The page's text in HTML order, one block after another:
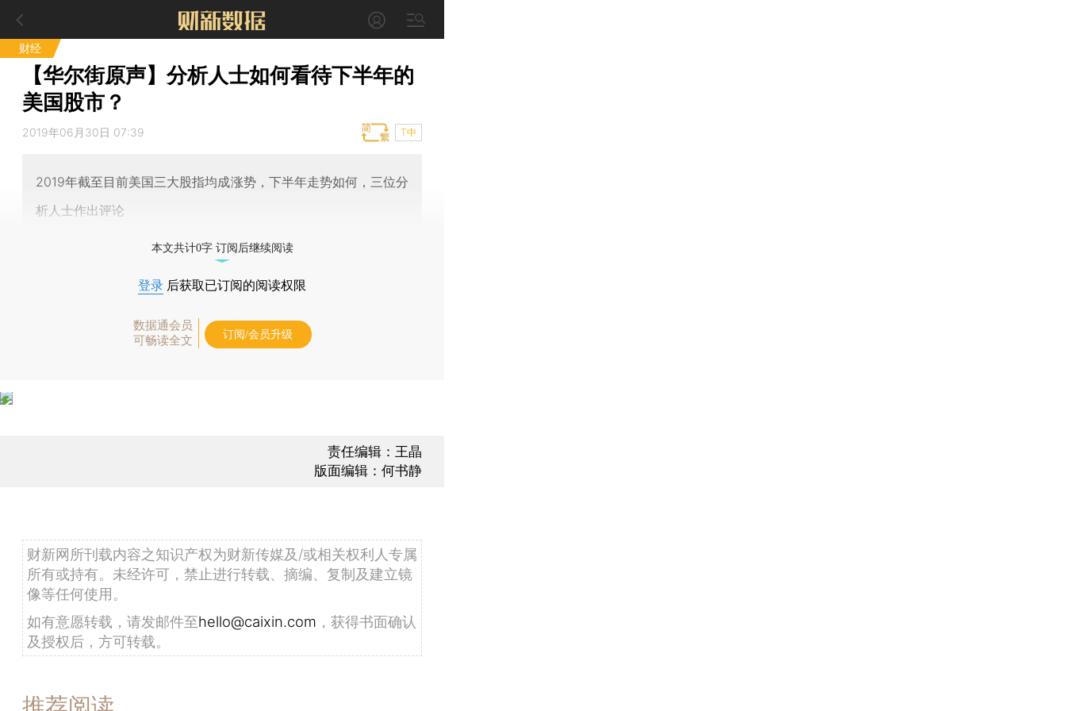
财经
【华尔街原声】分析人士如何看待下半年的
美国股市？
2019年06月30日 07:39 T中
2019年截至目前美国三大股指均成涨势，下半年走势如何，三位分
析人士作出评论
本文共计0字 订阅后继续阅读
登录 后获取已订阅的阅读权限
数据通会员
可畅读全文
订阅/会员升级
责任编辑：王晶
版面编辑：何书静
财新网所刊载内容之知识产权为财新传媒及/或相关权利人专属
所有或持有。未经许可，禁止进行转载、摘编、复制及建立镜
像等任何使用。
如有意愿转载，请发邮件至hello@caixin.com ，获得书面确认
及授权后，方可转载。